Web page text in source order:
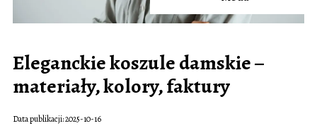
Eleganckie koszule damskie –
materiały, kolory, faktury
Data publikacji: 2025-10-16